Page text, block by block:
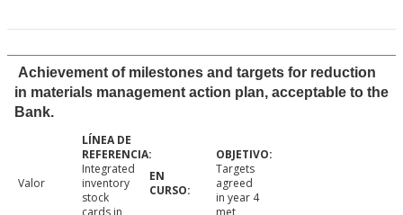
Achievement of milestones and targets for reduction
in materials management action plan, acceptable to the
Bank.
Valor
Integrated
inventory
stock
Targets
agreed
in year 4